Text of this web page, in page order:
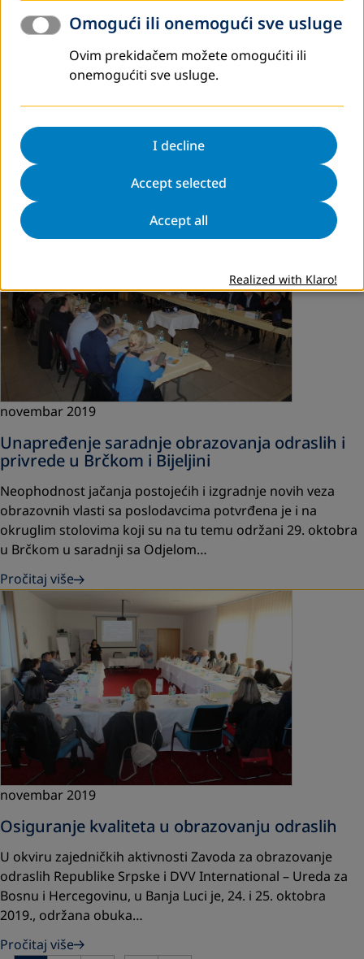
novembar 2019
Obrazovanje, zapošljavanje, finansiranje,
saradnja: Delegacija Bosne i Hercegovine u
studijskoj posjeti Republici Sloveniji
U svrhu uspostavljanja i unapređenja međusektorske
saradnje u Bosni i Hercegovini, DVV International - Ured za
BiH je u saradnji sa Andragoškim centrom Republike
Slovenije, od 11. do 15.…
Pročitaj više
novembar 2019
Unapređenje saradnje obrazovanja odraslih i
privrede u Brčkom i Bijeljini
Neophodnost jačanja postojećih i izgradnje novih veza
obrazovnih vlasti sa poslodavcima potvrđena je i na
okruglim stolovima koji su na tu temu održani 29. oktobra
u Brčkom u saradnji sa Odjelom…
Pročitaj više
novembar 2019
Osiguranje kvaliteta u obrazovanju odraslih
U okviru zajedničkih aktivnosti Zavoda za obrazovanje
odraslih Republike Srpske i DVV International – Ureda za
Bosnu i Hercegovinu, u Banja Luci je, 24. i 25. oktobra
2019., održana obuka…
Pročitaj više
Omogući ili onemogući sve usluge
Ovim prekidačem možete omogućiti ili
onemogućiti sve usluge.
I decline
Accept selected
Accept all
Realized with Klaro!